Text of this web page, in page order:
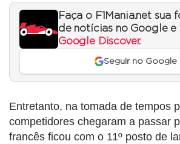
Faça o F1Mania.net sua
de notícias no Google e
Google Discover.
Seguir no Google
Entretanto, na tomada de tempos
competidores chegaram a passar
francês ficou com o 11º posto de